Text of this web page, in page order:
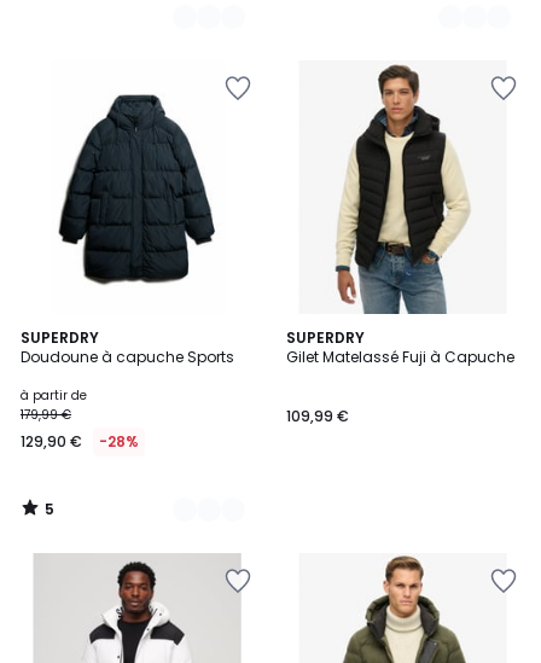
SUPERDRY
Doudoune à capuche Sports
à partir de
179,99 €
129,90 € -28%
5
/
5
Couleurs
5
/
SUPERDRY
Gilet Matelassé Fuji à Capuche
109,99 €